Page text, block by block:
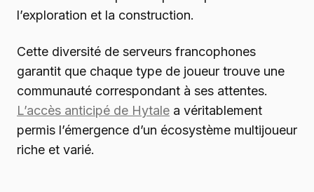
l’exploration et la construction.
Cette diversité de serveurs francophones
garantit que chaque type de joueur trouve une
communauté correspondant à ses attentes.
L’accès anticipé de Hytale a véritablement
permis l’émergence d’un écosystème multijoueur
riche et varié.